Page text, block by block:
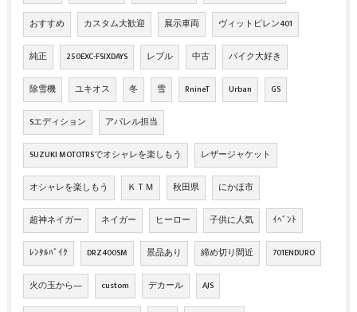
おすすめ カスタム大歓迎 展示車両 ヴィットピレン401
純正 250EXC-FSIXDAYS レブル 中古 バイク大好き
除雪機 ユキオス 冬 雪 RnineT Urban GS
Sエディション アパレル担当
SUZUKI MOTOTRSでオシャレを楽しもう レザージャケット
オシャレを楽しもう ＫＴＭ 秋田県 にかほ市
超神ネイガー ネイガー ヒーロー 子供に人気 ｲﾍﾞﾝﾄ
ﾚﾝﾀﾙﾊﾞｲｸ DRZ400SM 景品あり 締め切り間近 701ENDURO
火の玉から― custom デカール AJS